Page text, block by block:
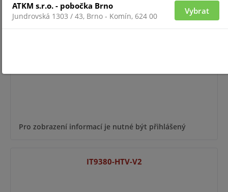
Pro zobrazení informací je nutné být přihlášený
IT9380-HTV-V2
ATKM s.r.o. - pobočka Brno
Jundrovská 1303 / 43, Brno - Komín, 624 00
Vybrat